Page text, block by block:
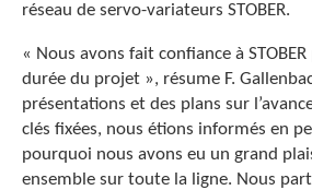
réseau de servo-variateurs STOBER.
« Nous avons fait confiance à
durée du projet », résume F.
présentations et des plans sur
clés fixées, nous étions informés en
pourquoi nous avons eu un grand
ensemble sur toute la ligne. Nous